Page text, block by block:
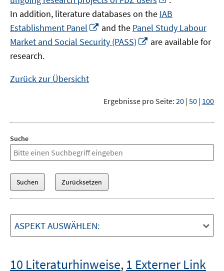
neuem
Fenster
öffnen
In addition, literature databases on the IAB
Establishment Panel
In
neuem
Fenster
and the Panel Study Labour
Market and Social Security (PASS)
In
are available for
research.
Zurück zur Übersicht
Ergebnisse pro Seite: 20 | 50 | 100
Suche
ASPEKT AUSWÄHLEN:
10 Literaturhinweise, 1 Externer Link